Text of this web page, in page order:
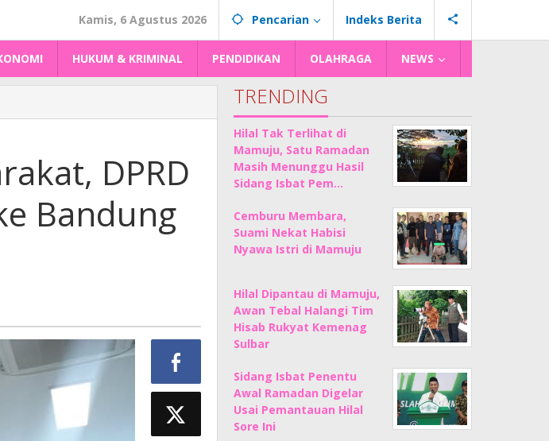
Kamis, 6 Agustus 2026 Pencarian Indeks Berita
HUKUM & KRIMINAL PENDIDIKAN OLAHRAGA NEWS
DPRD
Bandung
TRENDING
Hilal Tak Terlihat di
Mamuju, Satu Ramadan
Masih Menunggu Hasil
Sidang Isbat Pem…
Cemburu Membara,
Suami Nekat Habisi
Nyawa Istri di Mamuju
Hilal Dipantau di Mamuju,
Awan Tebal Halangi Tim
Hisab Rukyat Kemenag
Sulbar
Sidang Isbat Penentu
Awal Ramadan Digelar
Usai Pemantauan Hilal
Sore Ini